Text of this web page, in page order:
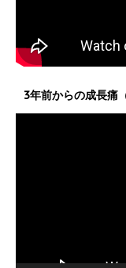
3年前からの成長痛